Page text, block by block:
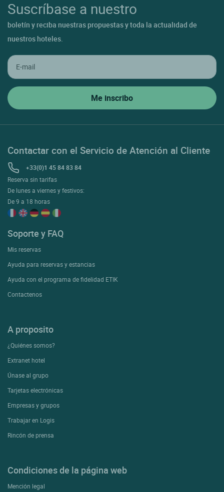
Suscríbase a nuestro
boletín y reciba nuestras propuestas y toda la actualidad de
nuestros hoteles.
Contactar con el Servicio de Atención al Cliente
+33(0)1 45 84 83 84
Reserva sin tarifas
De lunes a viernes y festivos:
De 9 a 18 horas
Soporte y FAQ
Mis reservas
Ayuda para reservas y estancias
Ayuda con el programa de fidelidad ETIK
Contactenos
A proposito
¿Quiénes somos?
Extranet hotel
Únase al grupo
Tarjetas electrónicas
Empresas y grupos
Trabajar en Logis
Rincón de prensa
Condiciones de la página web
Mención legal